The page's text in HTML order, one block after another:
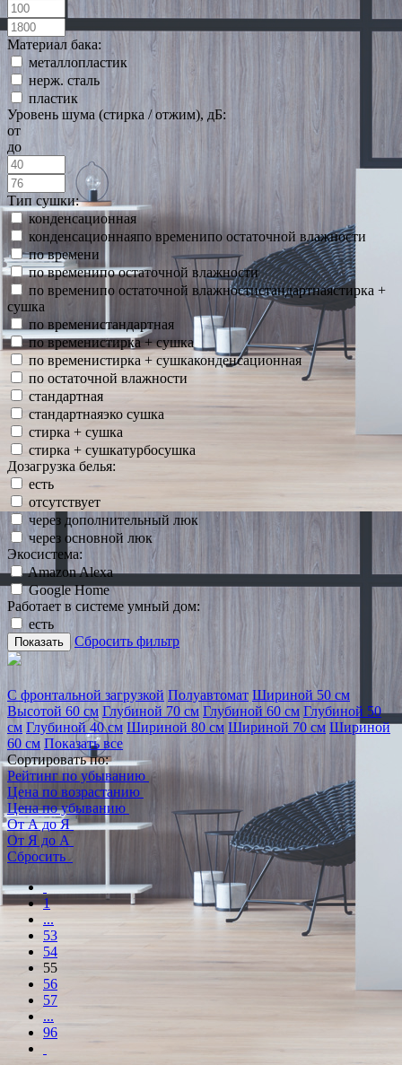
Материал бака:
металлопластик
нерж. сталь
пластик
Уровень шума (стирка / отжим), дБ:
от
до
Тип сушки:
конденсационная
конденсационнаяпо временипо остаточной влажности
по времени
по временипо остаточной влажности
по временипо остаточной влажностистандартнаястирка +
сушка
по временистандартная
по временистирка + сушка
по временистирка + сушкаконденсационная
по остаточной влажности
стандартная
стандартнаяэко сушка
стирка + сушка
стирка + сушкатурбосушка
Дозагрузка белья:
есть
отсутствует
через дополнительный люк
через основной люк
Экосистема:
Amazon Alexa
Google Home
Работает в системе умный дом:
есть
Показать Сбросить фильтр
С фронтальной загрузкой Полуавтомат Шириной 50 см
Высотой 60 см Глубиной 70 см Глубиной 60 см Глубиной 50
см Глубиной 40 см Шириной 80 см Шириной 70 см Шириной
60 см Показать все
Сортировать по:
Рейтинг по убыванию
Цена по возрастанию
Цена по убыванию
От А до Я
От Я до А
Сбросить
1
...
53
54
55
56
57
...
96